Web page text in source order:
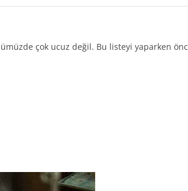
çok ucuz değil. Bu listeyi yaparken